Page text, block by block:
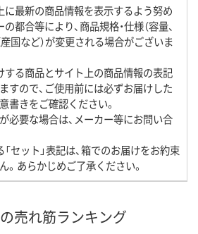
に最新の商品情報を表示するよう努め
都合等により、商品規格・仕様（容量、
国など）が変更される場合がございま
する商品とサイト上の商品情報の表記
すので、ご使用前には必ずお届けした
書きをご確認ください。
必要な場合は、メーカー等にお問い合
セット」表記は、箱でのお届けをお約束
。あらかじめご了承ください。
売れ筋ランキング